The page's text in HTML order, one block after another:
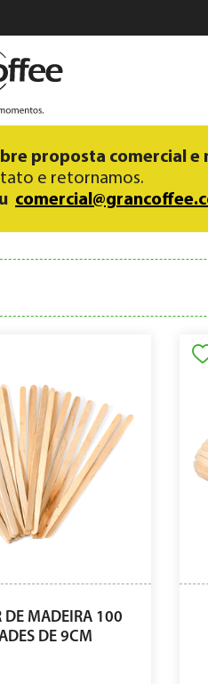
proposta comercial e
e retornamos.
DE MADEIRA 100
DE 9CM